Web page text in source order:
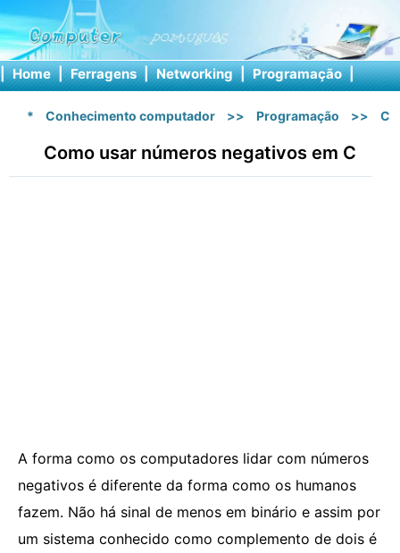
| Home | Ferragens | Networking | Programação |
* Conhecimento computador >> Programação >> C
Como usar números negativos em C
A forma como os computadores lidar com números
negativos é diferente da forma como os humanos
fazem. Não há sinal de menos em binário e assim por
um sistema conhecido como complemento de dois é